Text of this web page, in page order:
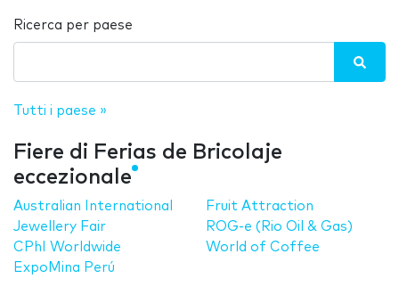
Ricerca per paese
Tutti i paese »
Fiere di Ferias de Bricolaje
eccezionale
Australian International
Jewellery Fair
CPhI Worldwide
ExpoMina Perú
Fruit Attraction
ROG-e (Rio Oil & Gas)
World of Coffee